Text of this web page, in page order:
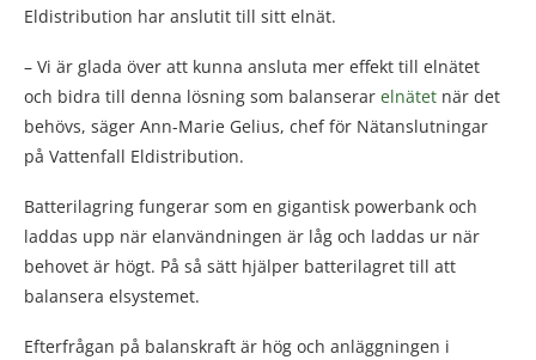
Eldistribution har anslutit till sitt elnät.
– Vi är glada över att kunna ansluta mer effekt till elnätet
och bidra till denna lösning som balanserar elnätet när det
behövs, säger Ann-Marie Gelius, chef för Nätanslutningar
på Vattenfall Eldistribution.
Batterilagring fungerar som en gigantisk powerbank och
laddas upp när elanvändningen är låg och laddas ur när
behovet är högt. På så sätt hjälper batterilagret till att
balansera elsystemet.
Efterfrågan på balanskraft är hög och anläggningen i